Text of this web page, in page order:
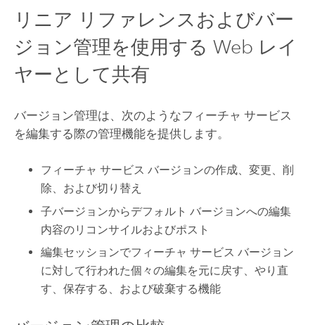
リニア リファレンスおよびバー
ジョン管理を使用する Web レイ
ヤーとして共有
バージョン管理は、次のようなフィーチャ サービス
を編集する際の管理機能を提供します。
フィーチャ サービス バージョンの作成、変更、削
除、および切り替え
子バージョンからデフォルト バージョンへの編集
内容のリコンサイルおよびポスト
編集セッションでフィーチャ サービス バージョン
に対して行われた個々の編集を元に戻す、やり直
す、保存する、および破棄する機能